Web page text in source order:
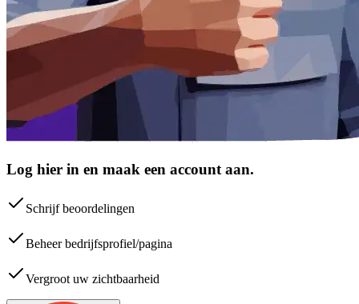
Log hier in en maak een account aan.
Schrijf beoordelingen
Beheer bedrijfsprofiel/pagina
Vergroot uw zichtbaarheid